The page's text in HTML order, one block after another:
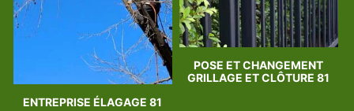
ENTREPRISE ÉLAGAGE 81
POSE ET CHANGEMENT
GRILLAGE ET CLÔTURE 81